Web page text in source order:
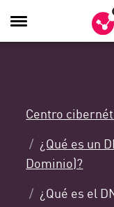
Alternar
navegación
Centro
¿Qué es un
Dominio)?
¿Qué es el